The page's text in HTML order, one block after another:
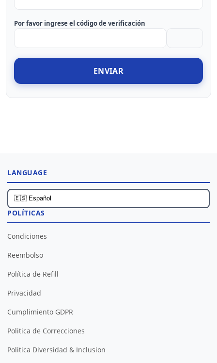
Por favor ingrese el código de verificación
ENVIAR
LANGUAGE
POLÍTICAS
Condiciones
Reembolso
Política de Refill
Privacidad
Cumplimiento GDPR
Politica de Correcciones
Politica Diversidad & Inclusion